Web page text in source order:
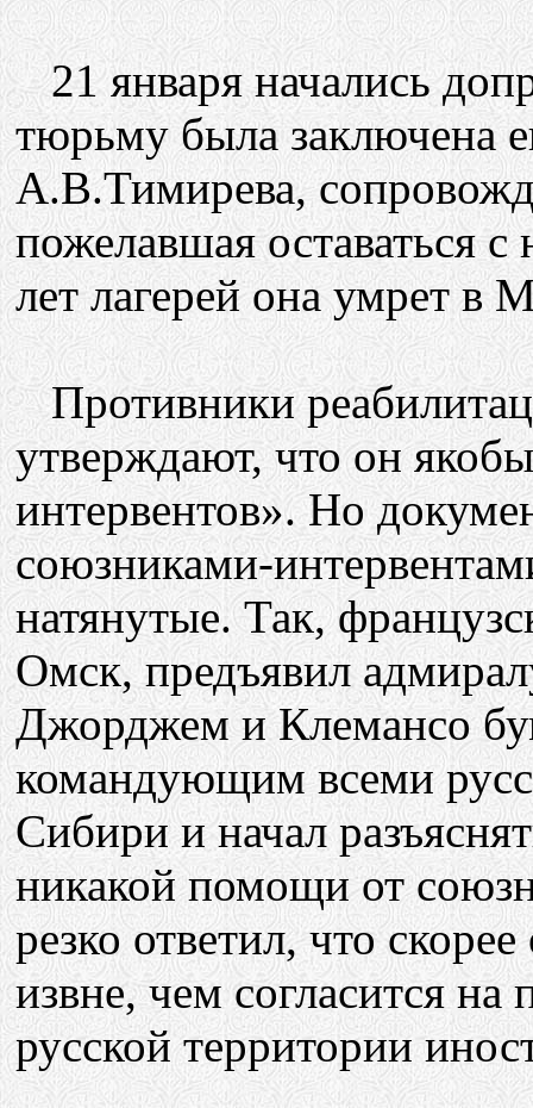
21 января начались
тюрьму была заключена
А.В.Тимирева,
пожелавшая оставаться
лет лагерей она умрет в
Противники
утверждают, что он
интервентов». Но
союзниками-
натянутые. Так,
Омск, предъявил
Джорджем и Клемансо
командующим всеми
Сибири и начал
никакой помощи от
резко ответил, что
извне, чем согласится
русской территории